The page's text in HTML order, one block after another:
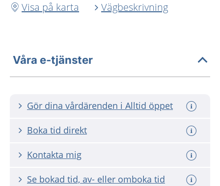
Visa på karta
Vägbeskrivning
Våra e-tjänster
Gör dina vårdärenden i Alltid öppet
Boka tid direkt
Kontakta mig
Se bokad tid, av- eller omboka tid